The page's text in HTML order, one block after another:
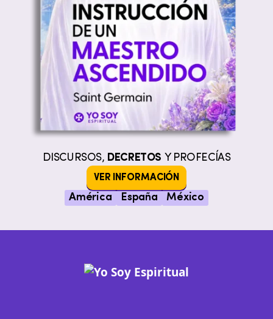
DISCURSOS, DECRETOS Y PROFECÍAS
VER INFORMACIÓN
América España México